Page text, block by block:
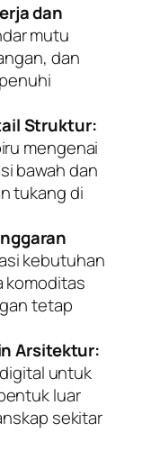
dan
mutu
dan
Struktur:
mengenai
bawah dan
tukang di
kebutuhan
komoditas
tetap
Arsitektur:
untuk
luar
sekitar